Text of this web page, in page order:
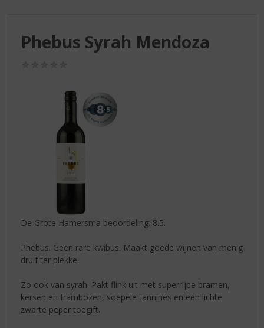
Phebus Syrah Mendoza
De Grote Hamersma beoordeling: 8.5.
Phebus. Geen rare kwibus. Maakt goede wijnen van menig
druif ter plekke.
Zo ook van syrah. Pakt flink uit met superrijpe bramen,
kersen en frambozen, soepele tannines en een lichte
zwarte peper toegift.